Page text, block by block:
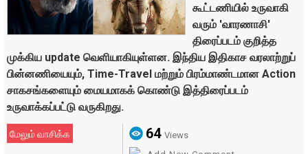
கூட்டணியில் உருவாகி
வரும் 'வாரணாசி'
திரைப்படம் குறித்த
முக்கிய update வெளியாகியுள்ளன. இந்திய இதிகாச வரலாற்றுப்
பின்னணியையும், Time-Travel மற்றும் பிரம்மாண்டமான Action
சாகசங்களையும் மையமாகக் கொண்டு இத்திரைப்படம்
உருவாக்கப்பட்டு வருகிறது.
மேலும் வாசிக்க 64 Views